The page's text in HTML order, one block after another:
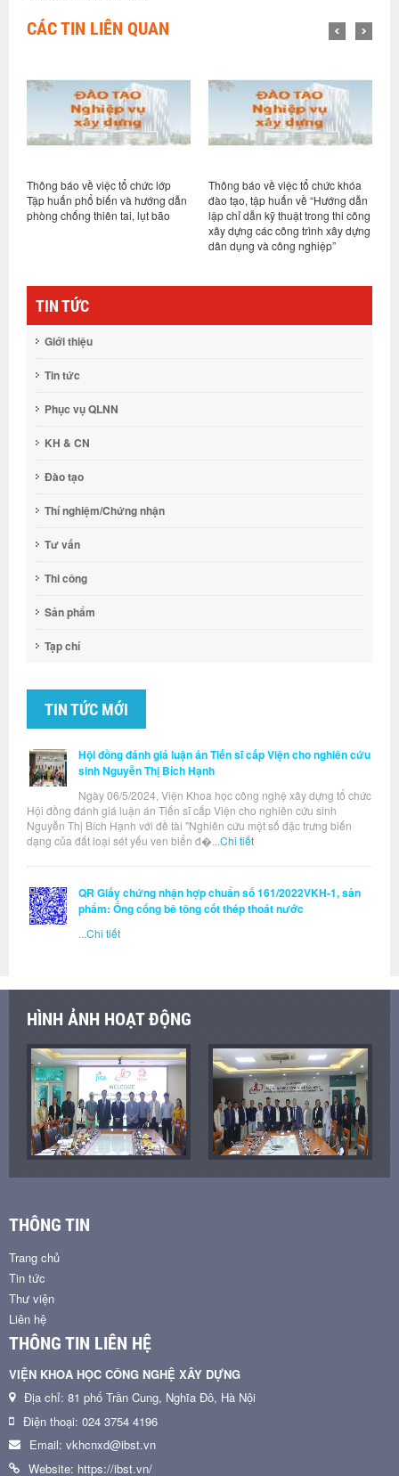
CÁC TIN LIÊN QUAN
Thông báo về việc tổ chức lớp
Tập huấn phổ biến và hướng dẫn
phòng chống thiên tai, lụt bão
Thông báo về việc tổ chức khóa
đào tạo, tập huấn về “Hướng dẫn
lập chỉ dẫn kỹ thuật trong thi công
xây dựng các công trình xây dựng
dân dụng và công nghiệp”
TIN TỨC
Giới thiệu
Tin tức
Phục vụ QLNN
KH & CN
Đào tạo
Thí nghiệm/Chứng nhận
Tư vấn
Thi công
Sản phẩm
Tạp chí
TIN TỨC MỚI
Hội đồng đánh giá luận án Tiến sĩ cấp Viện cho nghiên cứu
sinh Nguyễn Thị Bích Hạnh
Ngày 06/5/2024, Viện Khoa học công nghệ xây dựng tổ chức
Hội đồng đánh giá luận án Tiến sĩ cấp Viện cho nghiên cứu sinh
Nguyễn Thị Bích Hạnh với đề tài "Nghiên cứu một số đặc trưng biến
dạng của đất loại sét yếu ven biển đ�... Chi tiết
QR Giấy chứng nhận hợp chuẩn số 161/2022VKH-1, sản
phẩm: Ống cống bê tông cốt thép thoát nước
Chi tiết
HÌNH ẢNH HOẠT ĐỘNG
THÔNG TIN
Trang chủ
Tin tức
Thư viện
Liên hệ
THÔNG TIN LIÊN HỆ
VIỆN KHOA HỌC CÔNG NGHỆ XÂY DỰNG
Địa chỉ: 81 phố Trần Cung, Nghĩa Đô, Hà Nội
Điện thoại: 024 3754 4196
Email: vkhcnxd@ibst.vn
Website: https://ibst.vn/